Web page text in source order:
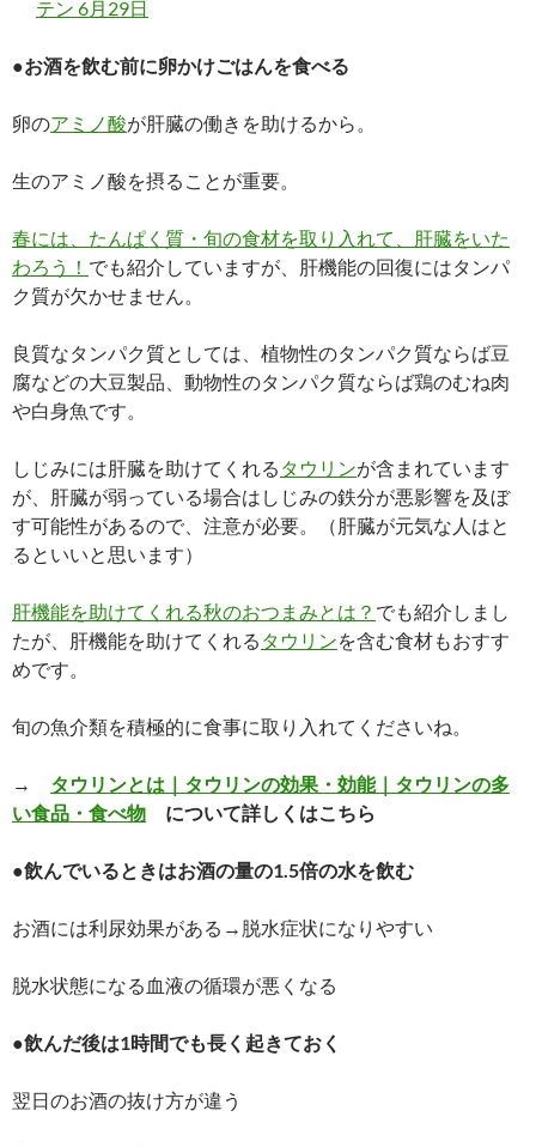
テン 6月29日
●お酒を飲む前に卵かけごはんを食べる
卵のアミノ酸が肝臓の働きを助けるから。
生のアミノ酸を摂ることが重要。
春には、たんぱく質・旬の食材を取り入れて、肝臓をいた
わろう！ でも紹介していますが、肝機能の回復にはタンパ
ク質が欠かせません。
良質なタンパク質としては、植物性のタンパク質ならば豆
腐などの大豆製品、動物性のタンパク質ならば鶏のむね肉
や白身魚です。
しじみには肝臓を助けてくれる タウリンが含まれています
が、肝臓が弱っている場合はしじみの鉄分が悪影響を及ぼ
す可能性があるので、注意が必要。（肝臓が元気な人はと
るといいと思います）
肝機能を助けてくれる秋のおつまみとは？ でも紹介しまし
たが、肝機能を助けてくれる タウリンを含む食材もおすす
めです。
旬の魚介類を積極的に食事に取り入れてくださいね。
→ タウリンとは｜タウリンの効果・効能｜タウリンの多
い食品・食べ物 について詳しくはこちら
●飲んでいるときはお酒の量の1.5倍の水を飲む
お酒には利尿効果がある→脱水症状になりやすい
脱水状態になる血液の循環が悪くなる
●飲んだ後は1時間でも長く起きておく
翌日のお酒の抜け方が違う